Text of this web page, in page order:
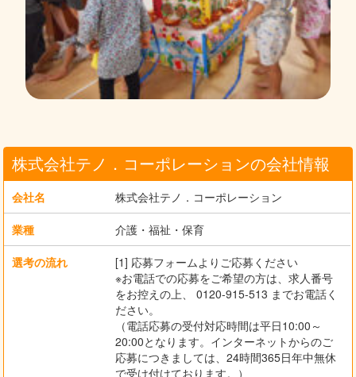
株式会社テノ．コーポレーションの会社情報
会社名 株式会社テノ．コーポレーション
業種 介護・福祉・保育
選考の流れ
[1] 応募フォームよりご応募ください
※お電話での応募をご希望の方は、求人番号
をお控えの上、 0120-915-513 までお電話く
ださい。
（電話応募の受付対応時間は平日10:00～
20:00となります。インターネットからのご
応募につきましては、24時間365日年中無休
で受け付けております。）